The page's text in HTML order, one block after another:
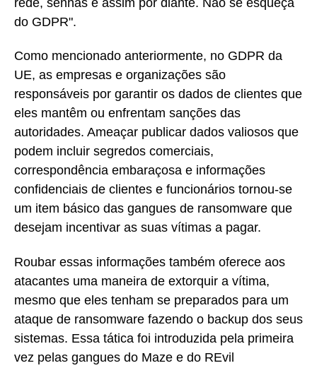
do GDPR".
Como mencionado anteriormente, no GDPR da
UE, as empresas e organizações são
responsáveis por garantir os dados de clientes que
eles mantêm ou enfrentam sanções das
autoridades. Ameaçar publicar dados valiosos que
podem incluir segredos comerciais,
correspondência embaraçosa e informações
confidenciais de clientes e funcionários tornou-se
um item básico das gangues de ransomware que
desejam incentivar as suas vítimas a pagar.
Roubar essas informações também oferece aos
atacantes uma maneira de extorquir a vítima,
mesmo que eles tenham se preparados para um
ataque de ransomware fazendo o backup dos seus
sistemas. Essa tática foi introduzida pela primeira
vez pelas gangues do Maze e do REvil